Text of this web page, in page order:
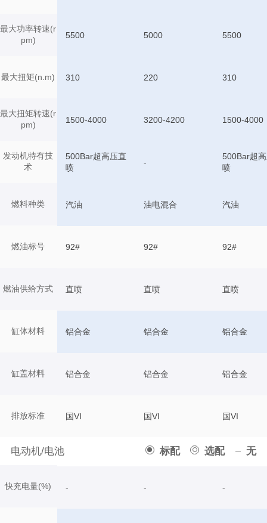
最大功率转速(r
pm)
最大扭矩(n.m)
最大扭矩转速(r
pm)
发动机特有技
术
燃料种类
燃油标号
燃油供给方式
缸体材料
缸盖材料
排放标准
电动机/电池 标配 选配 无
快充电量(%)
5500 5000 5500
310 220 310
1500-4000 3200-4200 1500-4000
500Bar超高压直
喷
-
500Bar超
喷
汽油 油电混合 汽油
92# 92# 92#
直喷 直喷 直喷
铝合金 铝合金 铝合金
铝合金 铝合金 铝合金
国VI 国VI 国VI
- - -